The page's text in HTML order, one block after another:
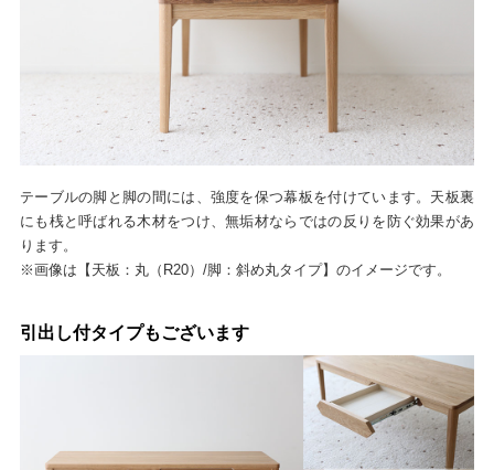
テーブルの脚と脚の間には、強度を保つ幕板を付けています。天板裏
にも桟と呼ばれる木材をつけ、無垢材ならではの反りを防ぐ効果があ
ります。
※画像は【天板：丸（R20）/脚：斜め丸タイプ】のイメージです。
引出し付タイプもございます